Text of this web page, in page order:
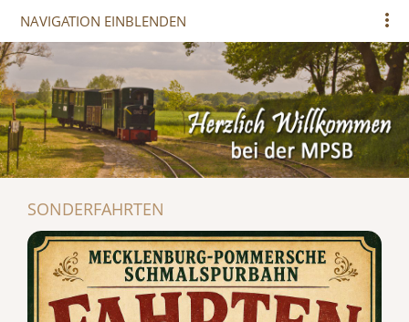
NAVIGATION EINBLENDEN
SONDERFAHRTEN